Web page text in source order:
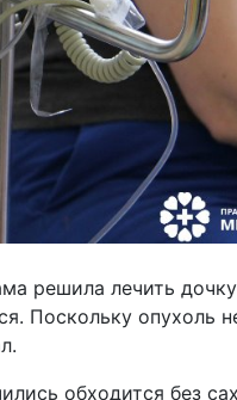
решила лечить
Поскольку опухоль
обходится без